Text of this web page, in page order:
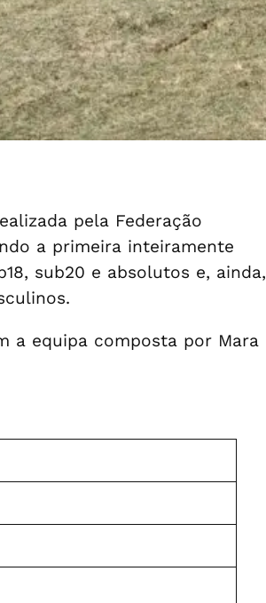
pela Federação
a primeira inteiramente
sub20 e absolutos e, ainda,
a equipa composta por Mara